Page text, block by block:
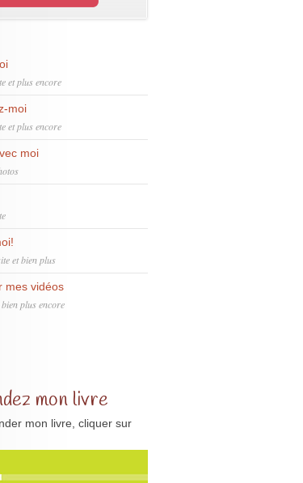
et plus encore
moi
et plus encore
moi
et bien plus
mes vidéos
plus encore
mon livre
mon livre, cliquer sur